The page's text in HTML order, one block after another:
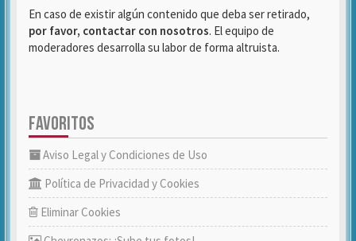
En caso de existir algún contenido que deba ser retirado,
por favor, contactar con nosotros. El equipo de
moderadores desarrolla su labor de forma altruista.
FAVORITOS
Aviso Legal y Condiciones de Uso
Política de Privacidad y Cookies
Eliminar Cookies